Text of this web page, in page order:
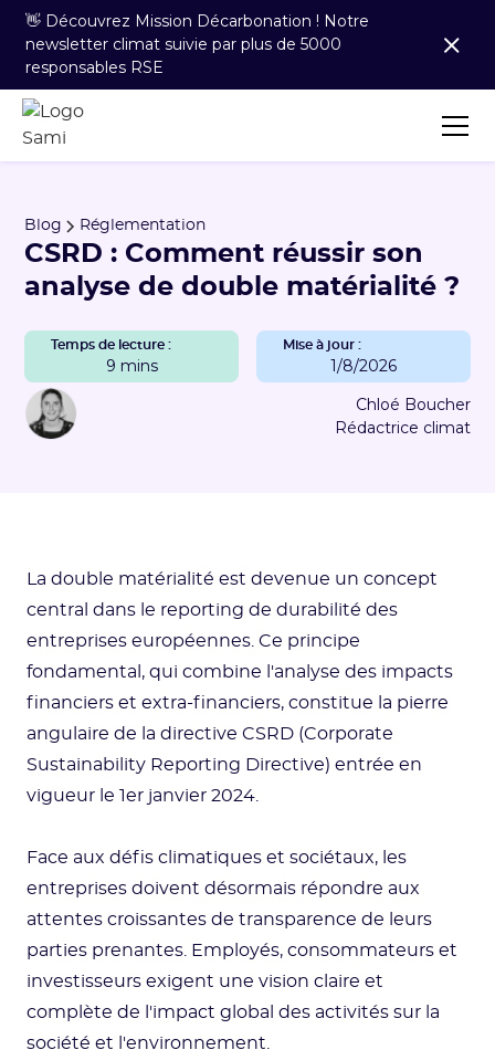
👋 Découvrez Mission Décarbonation ! Notre
newsletter climat suivie par plus de 5000
responsables RSE
Blog Réglementation
CSRD : Comment réussir son
analyse de double matérialité ?
Temps de lecture :
9 mins
Mise à jour :
1/8/2026
Chloé Boucher
Rédactrice climat
La double matérialité est devenue un concept
central dans le reporting de durabilité des
entreprises européennes. Ce principe
fondamental, qui combine l'analyse des impacts
financiers et extra-financiers, constitue la pierre
angulaire de la directive CSRD (Corporate
Sustainability Reporting Directive) entrée en
vigueur le 1er janvier 2024.
Face aux défis climatiques et sociétaux, les
entreprises doivent désormais répondre aux
attentes croissantes de transparence de leurs
parties prenantes. Employés, consommateurs et
investisseurs exigent une vision claire et
complète de l'impact global des activités sur la
société et l'environnement.